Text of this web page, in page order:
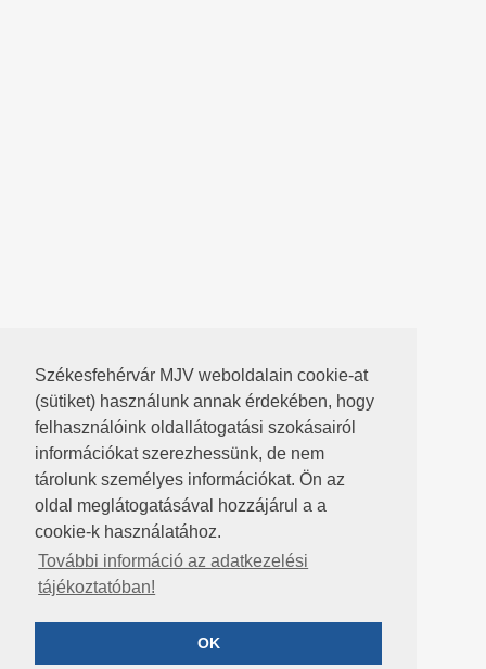
Székesfehérvár MJV weboldalain cookie-at
(sütiket) használunk annak érdekében, hogy
felhasználóink oldallátogatási szokásairól
információkat szerezhessünk, de nem
tárolunk személyes információkat. Ön az
oldal meglátogatásával hozzájárul a a
cookie-k használatához.
További információ az adatkezelési
tájékoztatóban!
OK